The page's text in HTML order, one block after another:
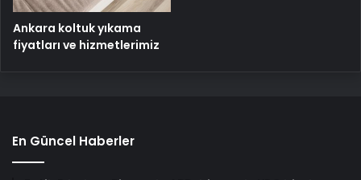
Ankara koltuk yıkama
fiyatları ve hizmetlerimiz
En Güncel Haberler